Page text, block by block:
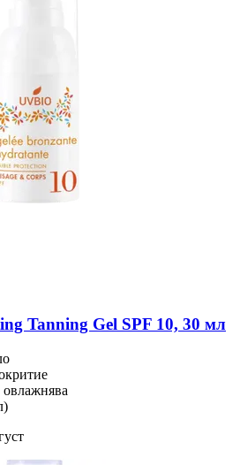
Tanning Gel SPF 10, 30 мл